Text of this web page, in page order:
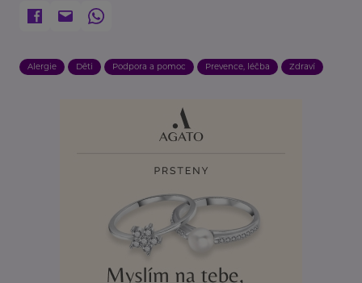
Alergie Děti Podpora a pomoc Prevence, léčba Zdraví